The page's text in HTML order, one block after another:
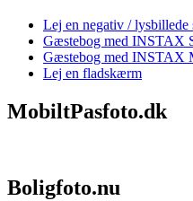
Lej en negativ / lysbillede
Gæstebog med INSTAX
Gæstebog med INSTAX
Lej en fladskærm
MobiltPasfoto.dk
Boligfoto.nu